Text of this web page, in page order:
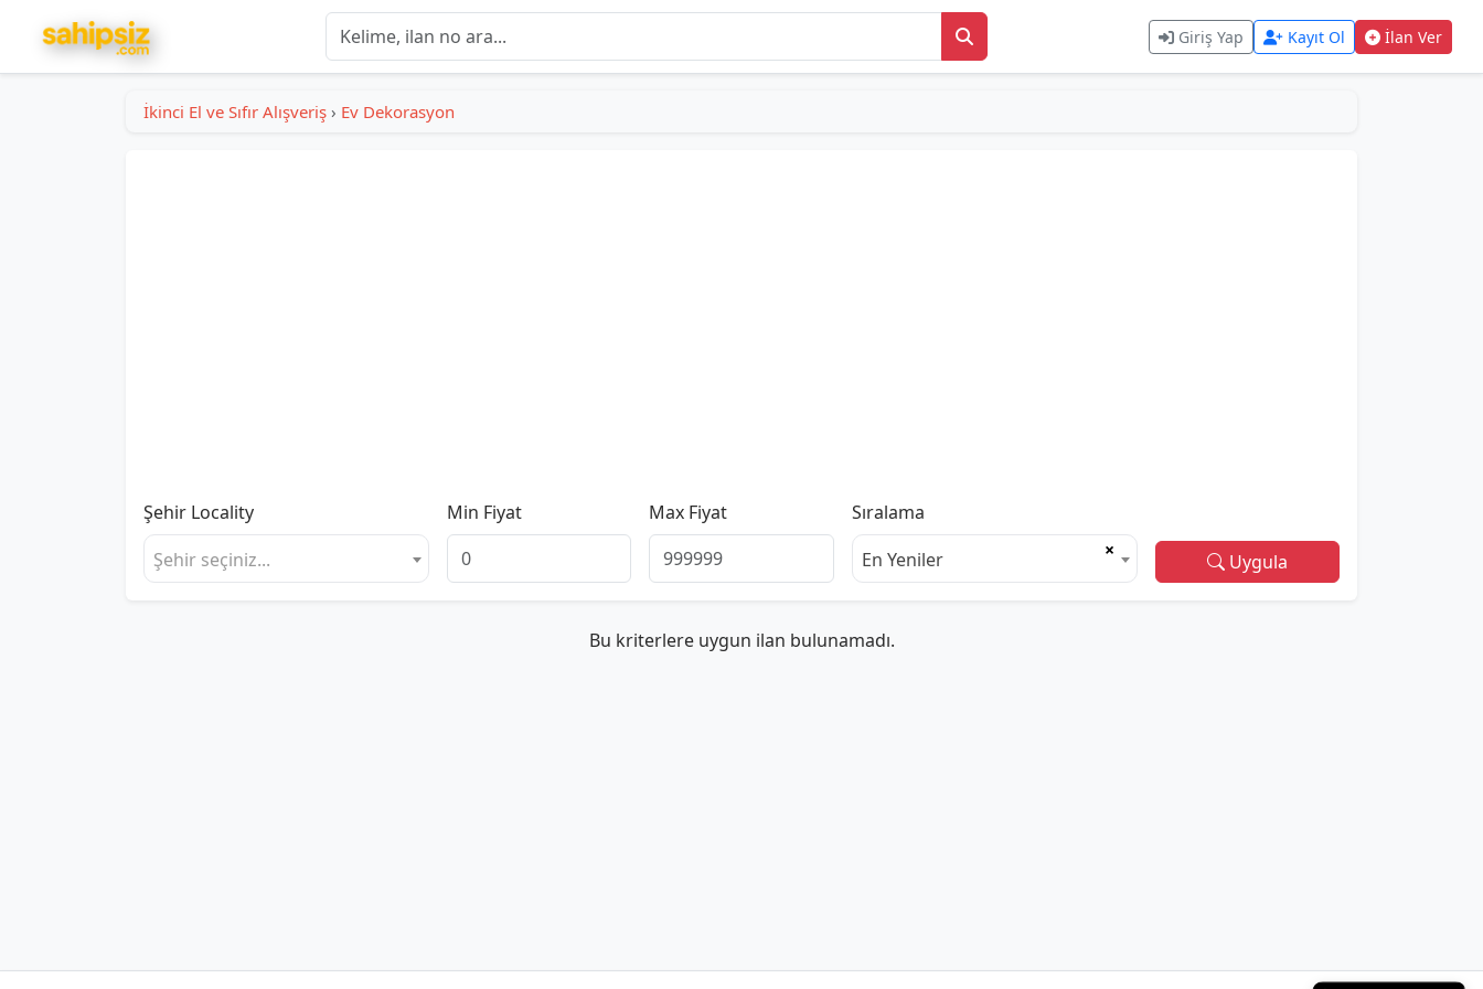
Giriş Yap Kayıt Ol İlan Ver
İkinci El ve Sıfır Alışveriş › Ev Dekorasyon
Şehir Locality
Şehir seçiniz...
Min Fiyat Max Fiyat
Sıralama
×
En Yeniler Uygula
Bu kriterlere uygun ilan bulunamadı.